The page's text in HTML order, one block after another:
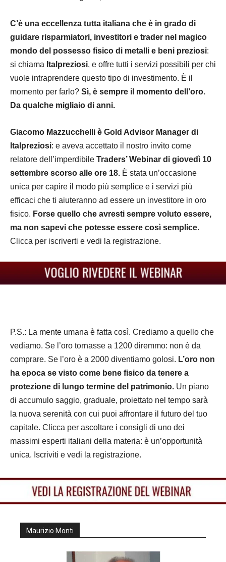
C’è una eccellenza tutta italiana che è in grado di
guidare risparmiatori, investitori e trader nel magico
mondo del possesso fisico di metalli e beni preziosi:
si chiama Italpreziosi, e offre tutti i servizi possibili per chi
vuole intraprendere questo tipo di investimento. È il
momento per farlo? Sì, è sempre il momento dell’oro.
Da qualche migliaio di anni.
Giacomo Mazzucchelli è Gold Advisor Manager di
Italpreziosi: e aveva accettato il nostro invito come
relatore dell’imperdibile Traders’ Webinar di giovedì 10
settembre scorso alle ore 18. È stata un’occasione
unica per capire il modo più semplice e i servizi più
efficaci che ti aiuteranno ad essere un investitore in oro
fisico. Forse quello che avresti sempre voluto essere,
ma non sapevi che potesse essere così semplice.
Clicca per iscriverti e vedi la registrazione.
P.S.: La mente umana è fatta così. Crediamo a quello che
vediamo. Se l’oro tornasse a 1200 diremmo: non è da
comprare. Se l’oro è a 2000 diventiamo golosi. L’oro non
ha epoca se visto come bene fisico da tenere a
protezione di lungo termine del patrimonio. Un piano
di accumulo saggio, graduale, proiettato nel tempo sarà
la nuova serenità con cui puoi affrontare il futuro del tuo
capitale. Clicca per ascoltare i consigli di uno dei
massimi esperti italiani della materia: è un’opportunità
unica. Iscriviti e vedi la registrazione.
Maurizio Monti